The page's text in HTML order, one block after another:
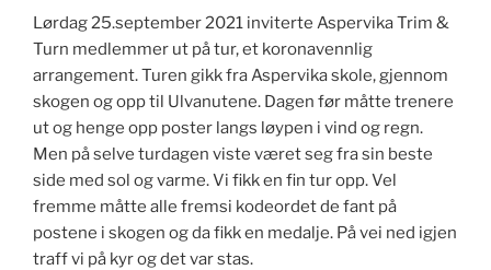
Lørdag 25.september 2021 inviterte Aspervika Trim &
Turn medlemmer ut på tur, et koronavennlig
arrangement. Turen gikk fra Aspervika skole, gjennom
skogen og opp til Ulvanutene. Dagen før måtte trenere
ut og henge opp poster langs løypen i vind og regn.
Men på selve turdagen viste været seg fra sin beste
side med sol og varme. Vi fikk en fin tur opp. Vel
fremme måtte alle fremsi kodeordet de fant på
postene i skogen og da fikk en medalje. På vei ned igjen
traff vi på kyr og det var stas.